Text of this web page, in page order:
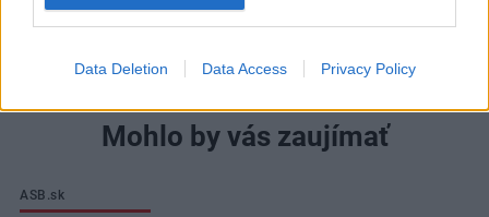
Data Deletion Data Access Privacy Policy
Mohlo by vás zaujímať
ASB.sk